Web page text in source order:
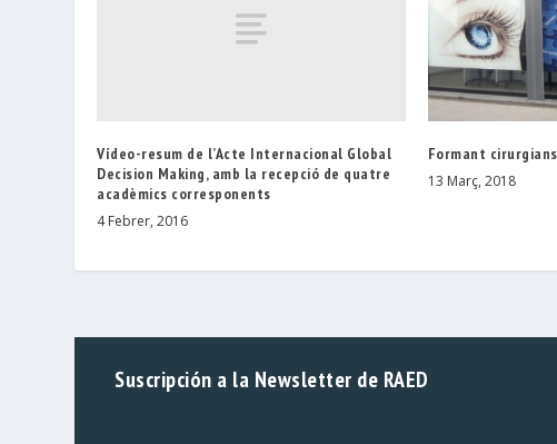
Vídeo-resum de l’Acte Internacional Global
Decision Making, amb la recepció de quatre
acadèmics corresponents
4 Febrer, 2016
Formant cirurgians
13 Març, 2018
Suscripción a la Newsletter de RAED